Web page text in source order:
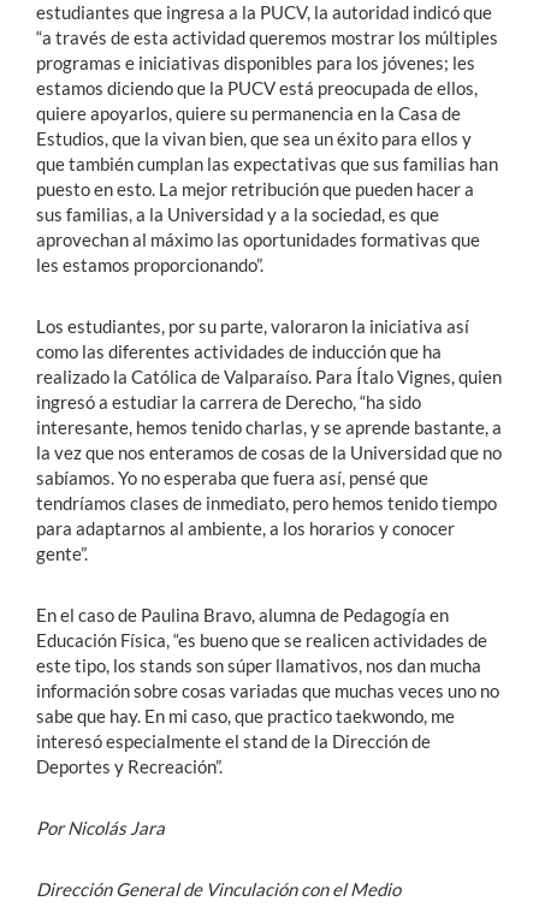
estudiantes que ingresa a la PUCV, la autoridad indicó que
“a través de esta actividad queremos mostrar los múltiples
programas e iniciativas disponibles para los jóvenes; les
estamos diciendo que la PUCV está preocupada de ellos,
quiere apoyarlos, quiere su permanencia en la Casa de
Estudios, que la vivan bien, que sea un éxito para ellos y
que también cumplan las expectativas que sus familias han
puesto en esto. La mejor retribución que pueden hacer a
sus familias, a la Universidad y a la sociedad, es que
aprovechan al máximo las oportunidades formativas que
les estamos proporcionando”.
Los estudiantes, por su parte, valoraron la iniciativa así
como las diferentes actividades de inducción que ha
realizado la Católica de Valparaíso. Para Ítalo Vignes, quien
ingresó a estudiar la carrera de Derecho, “ha sido
interesante, hemos tenido charlas, y se aprende bastante, a
la vez que nos enteramos de cosas de la Universidad que no
sabíamos. Yo no esperaba que fuera así, pensé que
tendríamos clases de inmediato, pero hemos tenido tiempo
para adaptarnos al ambiente, a los horarios y conocer
gente”.
En el caso de Paulina Bravo, alumna de Pedagogía en
Educación Física, “es bueno que se realicen actividades de
este tipo, los stands son súper llamativos, nos dan mucha
información sobre cosas variadas que muchas veces uno no
sabe que hay. En mi caso, que practico taekwondo, me
interesó especialmente el stand de la Dirección de
Deportes y Recreación”.
Por Nicolás Jara
Dirección General de Vinculación con el Medio